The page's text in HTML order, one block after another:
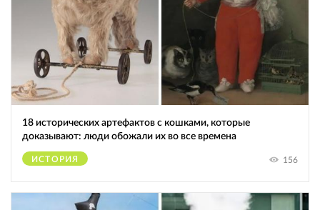
18 исторических артефактов с кошками, которые
доказывают: люди обожали их во все времена
ИСТОРИЯ 156